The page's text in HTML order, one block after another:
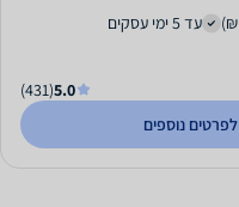
עד 5 ימי עסקים
5.0
(431)
לפרטים נוספים